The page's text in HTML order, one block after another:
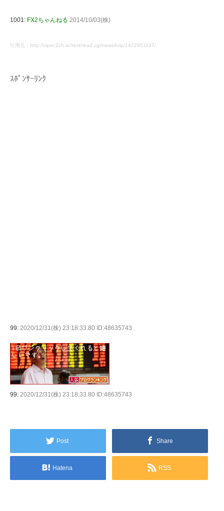
1001: FX2ちゃんねる 2014/10/03(株)
引用元：http://viper.2ch.sc/test/read.cgi/news4vip/1422951137/
ｽﾎﾟﾝｻｰﾘﾝｸ
99: 2020/12/31(株) 23:18:33.80 ID:48635743
99: 2020/12/31(株) 23:18:33.80 ID:48635743
Post Share
Hatena RSS